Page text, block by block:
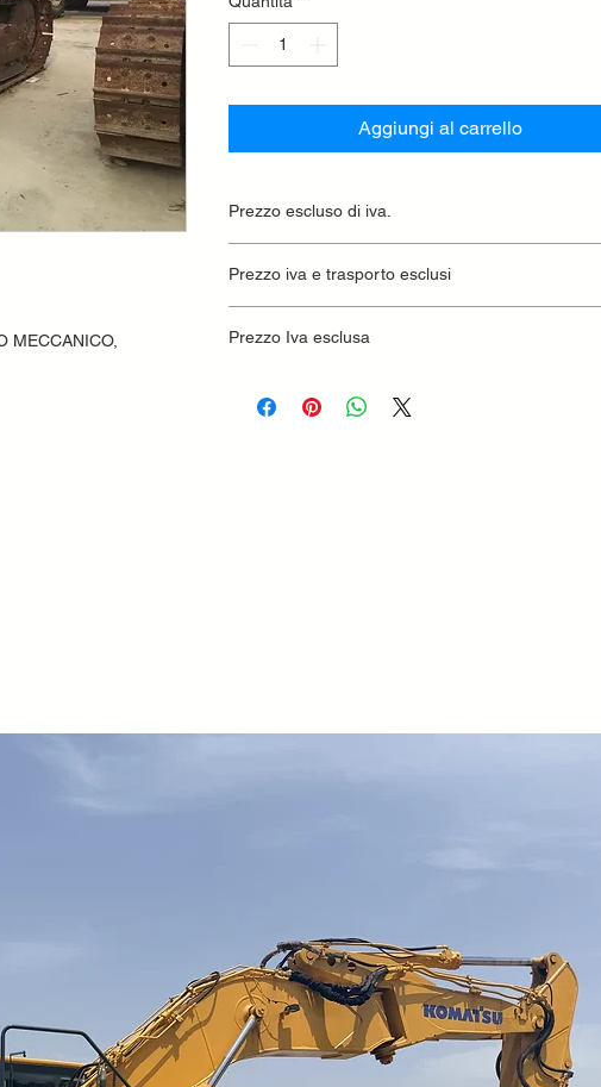
MECCANICO,
Aggiungi al carrello
Prezzo escluso di iva.
Prezzo iva e trasporto esclusi
Prezzo Iva esclusa